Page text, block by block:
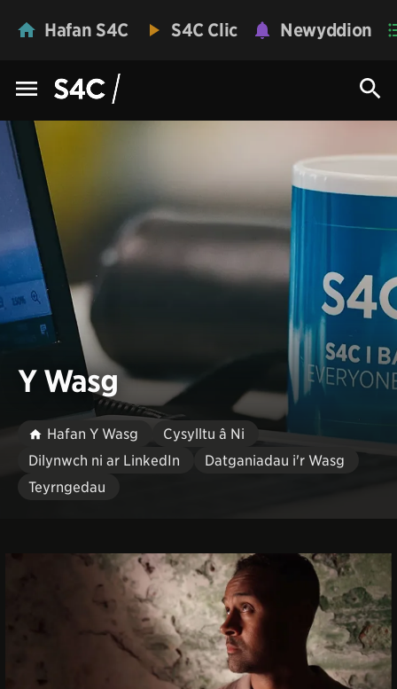
Hafan S4C S4C Clic Newyddion
Y Wasg
Hafan Y Wasg
Cysylltu â Ni
Dilynwch ni ar LinkedIn
Datganiadau i'r Wasg
Teyrngedau